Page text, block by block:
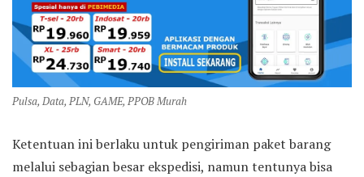
Pulsa, Data, PLN, GAME, PPOB Murah
Ketentuan ini berlaku untuk pengiriman paket barang
melalui sebagian besar ekspedisi, namun tentunya bisa